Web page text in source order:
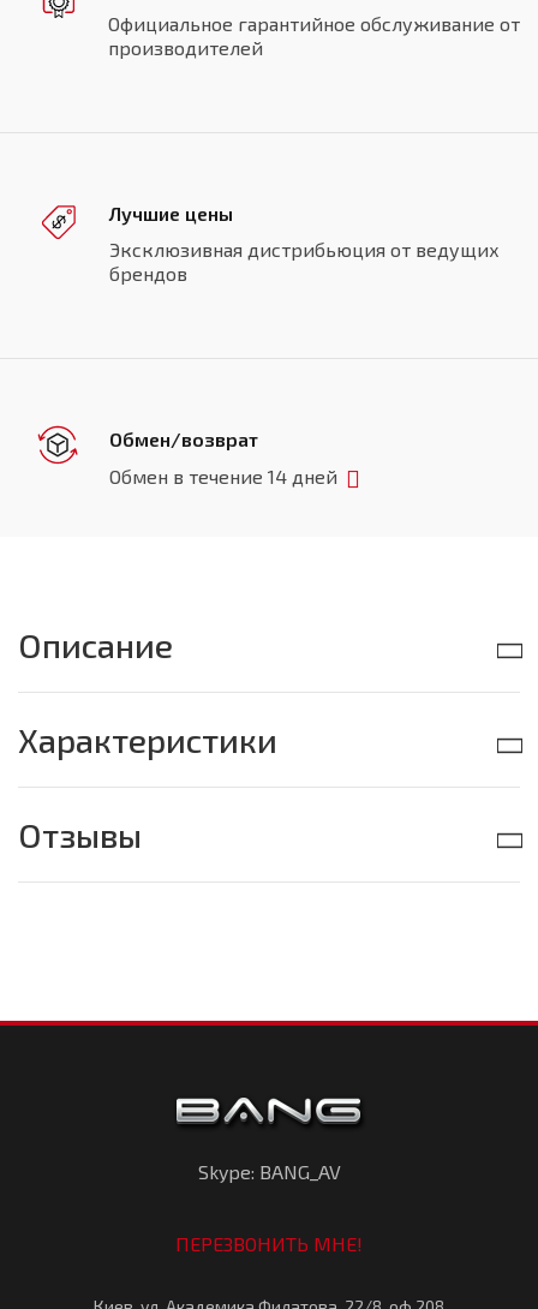
Официальное гарантийное обслуживание от
производителей
Лучшие цены
Эксклюзивная дистрибьюция от ведущих
брендов
Обмен/возврат
Обмен в течение 14 дней
Описание
Характеристики
Отзывы
Skype: BANG_AV
ПЕРЕЗВОНИТЬ МНЕ!